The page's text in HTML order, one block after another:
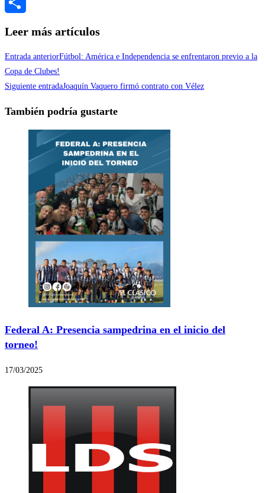
Messenger
Leer más artículos
Entrada anteriorFútbol: América e Independencia se enfrentaron previo a la
Copa de Clubes!
Siguiente entradaJoaquín Vaquero firmó contrato con Vélez
También podría gustarte
Federal A: Presencia sampedrina en el inicio del
torneo!
17/03/2025